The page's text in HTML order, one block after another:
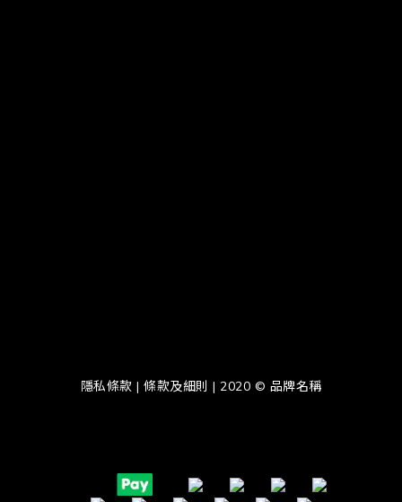
隱私條款 | 條款及細則 | 2020 © 品牌名稱